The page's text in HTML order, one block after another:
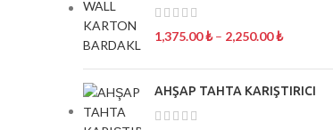
1,375.00₺ – 2,250.00₺
AHŞAP TAHTA KARIŞTIRICI